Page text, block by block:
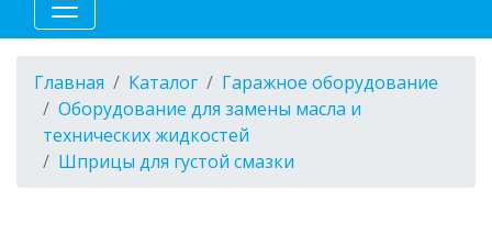
Главная Каталог
Гаражное оборудование
Оборудование для замены масла и
технических жидкостей
Шприцы для густой смазки